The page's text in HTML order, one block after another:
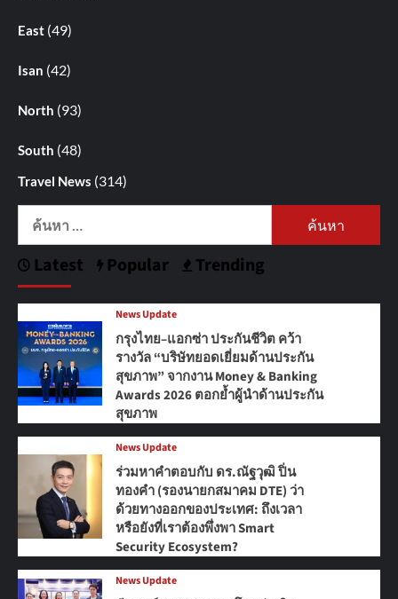
East (49)
Isan (42)
North (93)
South (48)
Travel News (314)
ค้นหา
Latest Popular Trending
News Update
กรุงไทย–แอกซ่า ประกันชีวิต คว้า
รางวัล “บริษัทยอดเยี่ยมด้านประกัน
สุขภาพ” จากงาน Money & Banking
Awards 2026 ตอกย้ำผู้นำด้านประกัน
สุขภาพ
News Update
ร่วมหาคำตอบกับ ดร.ณัฐวุฒิ ปิ่น
ทองคำ (รองนายกสมาคม DTE) ว่า
ด้วยทางออกของประเทศ: ถึงเวลา
หรือยังที่เราต้องพึ่งพา Smart
Security Ecosystem?
News Update